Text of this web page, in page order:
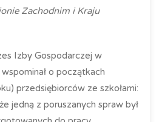
Zachodnim i Kraju
Izby Gospodarczej w
o początkach
przedsiębiorców ze szkołami:
jedną z poruszanych spraw był